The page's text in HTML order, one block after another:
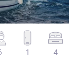
1 4